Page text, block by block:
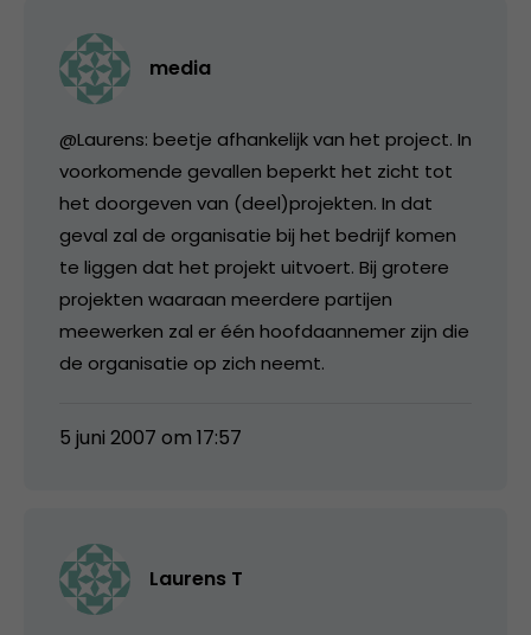
media
@Laurens: beetje afhankelijk van het project. In
voorkomende gevallen beperkt het zicht tot
het doorgeven van (deel)projekten. In dat
geval zal de organisatie bij het bedrijf komen
te liggen dat het projekt uitvoert. Bij grotere
projekten waaraan meerdere partijen
meewerken zal er één hoofdaannemer zijn die
de organisatie op zich neemt.
5 juni 2007 om 17:57
Laurens T